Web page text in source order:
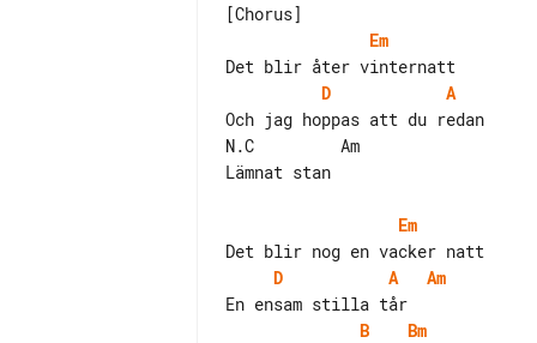
Em
D
A
Och jag hoppas att du redan
N.C         Am
Lämnat stan
Em
D
A
Am
B
Bm